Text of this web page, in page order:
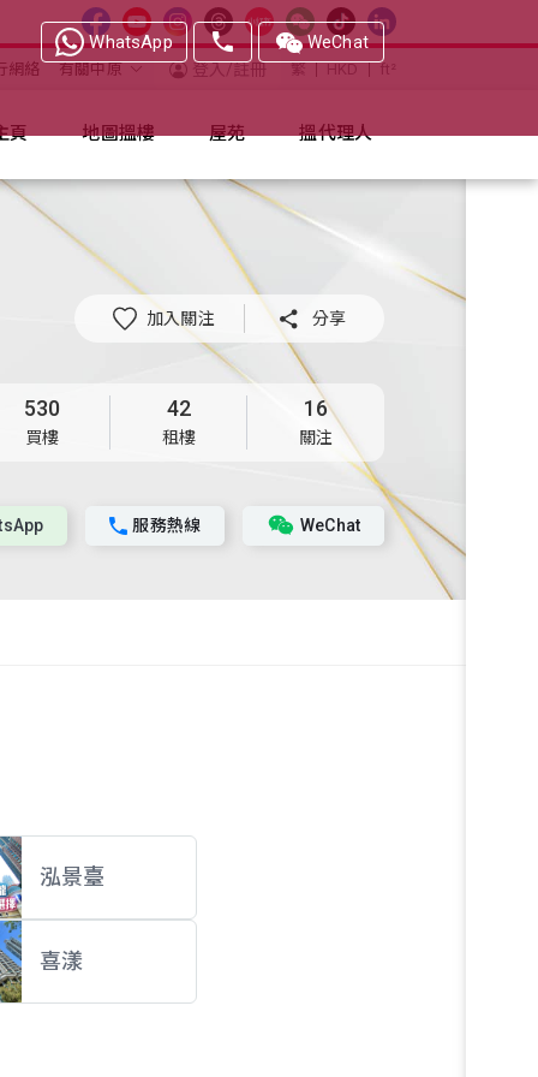
網絡 有關中原 登入/註冊 繁 HKD ft²
頁 地圖搵樓 屋苑 搵代理人
加入關注  分享
530
買樓
42
租樓
16
關注
WeChat
服務熱線
泓景臺
喜漾
WhatsApp WeChat